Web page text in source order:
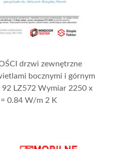
drzwi zewnętrzne
bocznymi i górnym
92 LZ572 Wymiar 2250 x
0.84 W/m 2 K